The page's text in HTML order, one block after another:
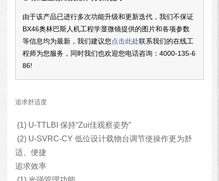
由于该产品已进行多次功能升级和更新迭代，我们不保证
BX46奥林巴斯人机工程学显微镜提供的图片和各项参数
等信息均为最新，我们建议您点击此处联系我们的在线工
程师为您服务，同时我们也欢迎您电话咨询：4000-135-6
86!
追求舒适度
(1) U-TTLBI 保持“Zui佳观察姿势”
(2) U-SVRC-CY 低位设计载物台调节使操作更为舒
适、便捷
追求效率